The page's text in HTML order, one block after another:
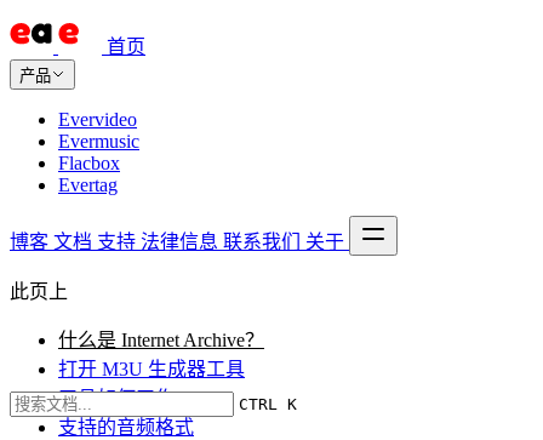
首页
产品
Evervideo
Evermusic
Flacbox
Evertag
博客 文档 支持 法律信息 联系我们 关于
CTRL K
此页上
什么是 Internet Archive？
打开 M3U 生成器工具
工具如何工作
支持的音频格式